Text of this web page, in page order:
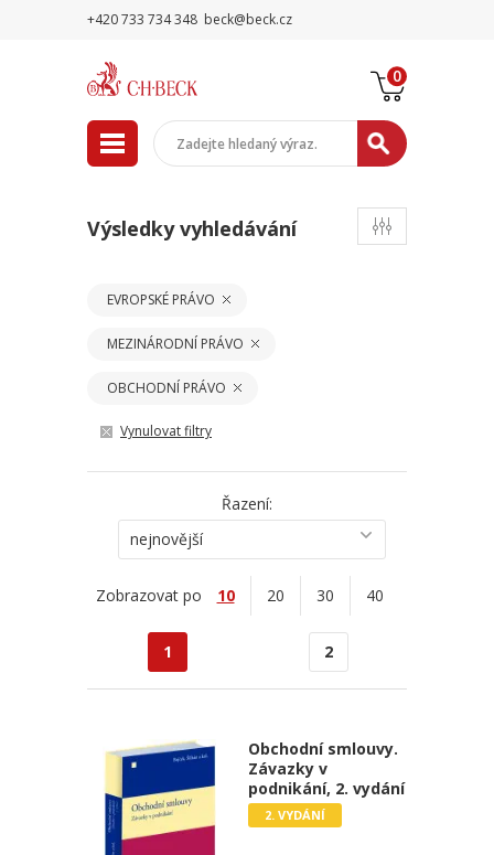
+420 733 734 348 beck@beck.cz
0
Výsledky vyhledávání
EVROPSKÉ PRÁVO
MEZINÁRODNÍ PRÁVO
OBCHODNÍ PRÁVO
Vynulovat filtry
Řazení:
nejnovější
Zobrazovat po 10 20 30 40
1 2
Obchodní smlouvy.
Závazky v
podnikání, 2. vydání
2. VYDÁNÍ